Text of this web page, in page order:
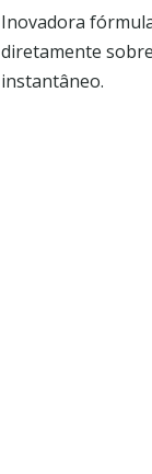
Inovadora
diretamente
instantâneo.